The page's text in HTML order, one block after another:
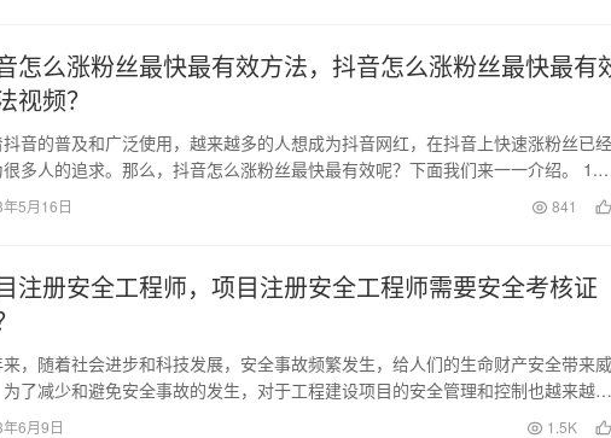
怎么涨粉丝最快最有效方法，抖音怎么涨粉丝最快最有
视频？
抖音的普及和广泛使用，越来越多的人想成为抖音网红，在抖音上快速涨粉丝已经
很多人的追求。那么，抖音怎么涨粉丝最快最有效呢？下面我们来一一介绍。 1.
的内容 想要在抖音上…
5月16日 841
注册安全工程师，项目注册安全工程师需要安全考核证
，随着社会进步和科技发展，安全事故频繁发生，给人们的生命财产安全带来威
为了减少和避免安全事故的发生，对于工程建设项目的安全管理和控制也越来越重
项目注册安全工程师作为工…
6月9日 1.5K